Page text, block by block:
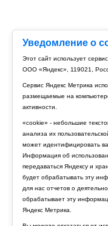
Уведомление о
Этот сайт использует
ООО «Яндекс», 119021,
Сервис Яндекс Метрика
размещаемые на
активности.
«cookie» - небольшие
анализа их
может идентифицировать
Информация об
передаваться Яндексу и
будет обрабатывать эту
для нас отчетов о
обрабатывает эту
Яндекс Метрика.